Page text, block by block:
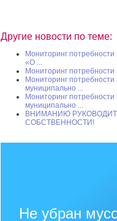
Другие новости по теме:
Мониторинг потребности
«О ...
Мониторинг
Мониторинг
муниципально ...
Мониторинг
муниципально ...
ВНИМАНИЮ
СОБСТВЕННОСТИ!
Не убран